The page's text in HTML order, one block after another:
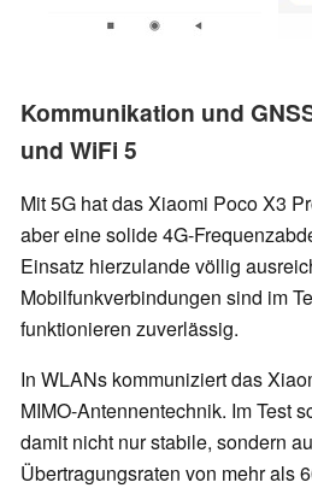
Kommunikation und
und WiFi 5
Mit 5G hat das Xiaomi Poco X3
aber eine solide 4G-
Einsatz hierzulande völlig
Mobilfunkverbindungen sind im
funktionieren zuverlässig.
In WLANs kommuniziert das
MIMO-Antennentechnik. Im Test
damit nicht nur stabile, sondern
Übertragungsraten von mehr als